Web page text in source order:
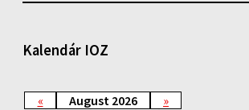
Kalendár IOZ
« August 2026 »